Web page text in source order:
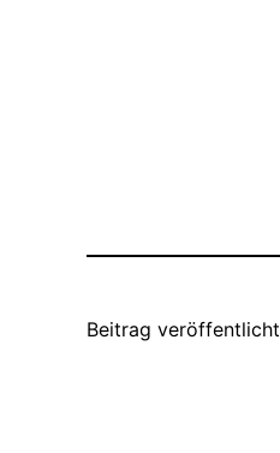
Beitrag veröffentlicht